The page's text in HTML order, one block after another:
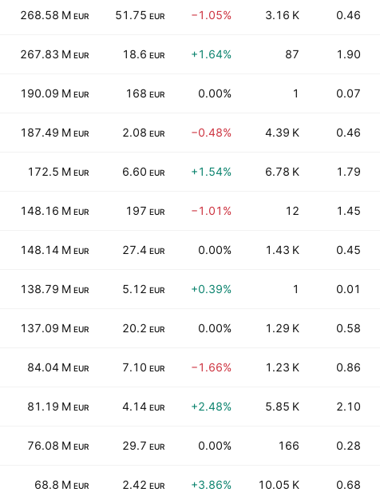
268.58 M EUR 51.75 EUR −1.05% 3.16 K 0.46
267.83 M EUR 18.6 EUR +1.64% 87 1.90
190.09 M EUR 168 EUR 0.00% 1 0.07
187.49 M EUR 2.08 EUR −0.48% 4.39 K 0.46
172.5 M EUR 6.60 EUR +1.54% 6.78 K 1.79
148.16 M EUR 197 EUR −1.01% 12 1.45
148.14 M EUR 27.4 EUR 0.00% 1.43 K 0.45
138.79 M EUR 5.12 EUR +0.39% 1 0.01
137.09 M EUR 20.2 EUR 0.00% 1.29 K 0.58
84.04 M EUR 7.10 EUR −1.66% 1.23 K 0.86
81.19 M EUR 4.14 EUR +2.48% 5.85 K 2.10
76.08 M EUR 29.7 EUR 0.00% 166 0.28
68.8 M EUR 2.42 EUR +3.86% 10.05 K 0.68